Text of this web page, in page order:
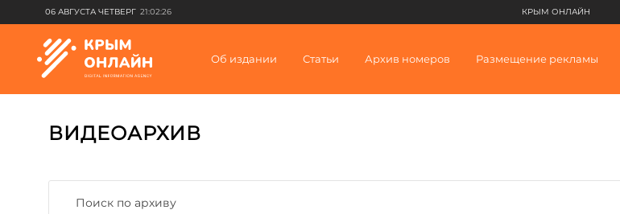
06 АВГУСТА ЧЕТВЕРГ 21:02:26 КРЫМ ОНЛАЙН
Об издании Статьи Архив номеров Размещение рекламы
ВИДЕОАРХИВ